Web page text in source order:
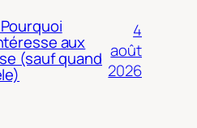
aux
(sauf quand
4
août
2026